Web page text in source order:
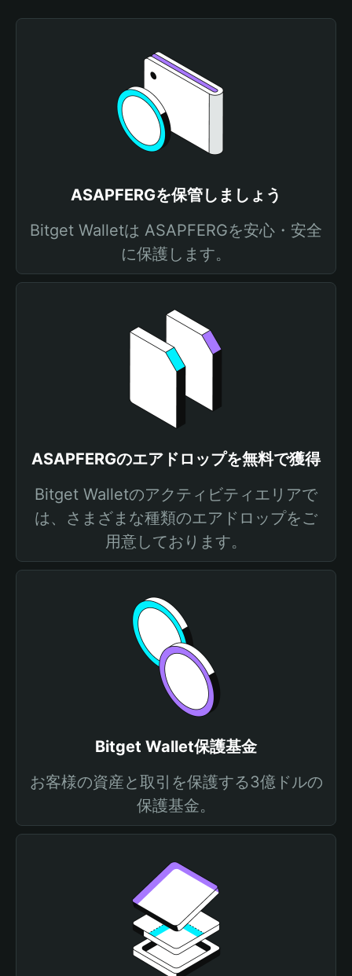
ASAPFERGを保管しましょう
Bitget Walletは ASAPFERGを安心・安全
に保護します。
ASAPFERGのエアドロップを無料で獲得
Bitget Walletのアクティビティエリアで
は、さまざまな種類のエアドロップをご
用意しております。
Bitget Wallet保護基金
お客様の資産と取引を保護する3億ドルの
保護基金。